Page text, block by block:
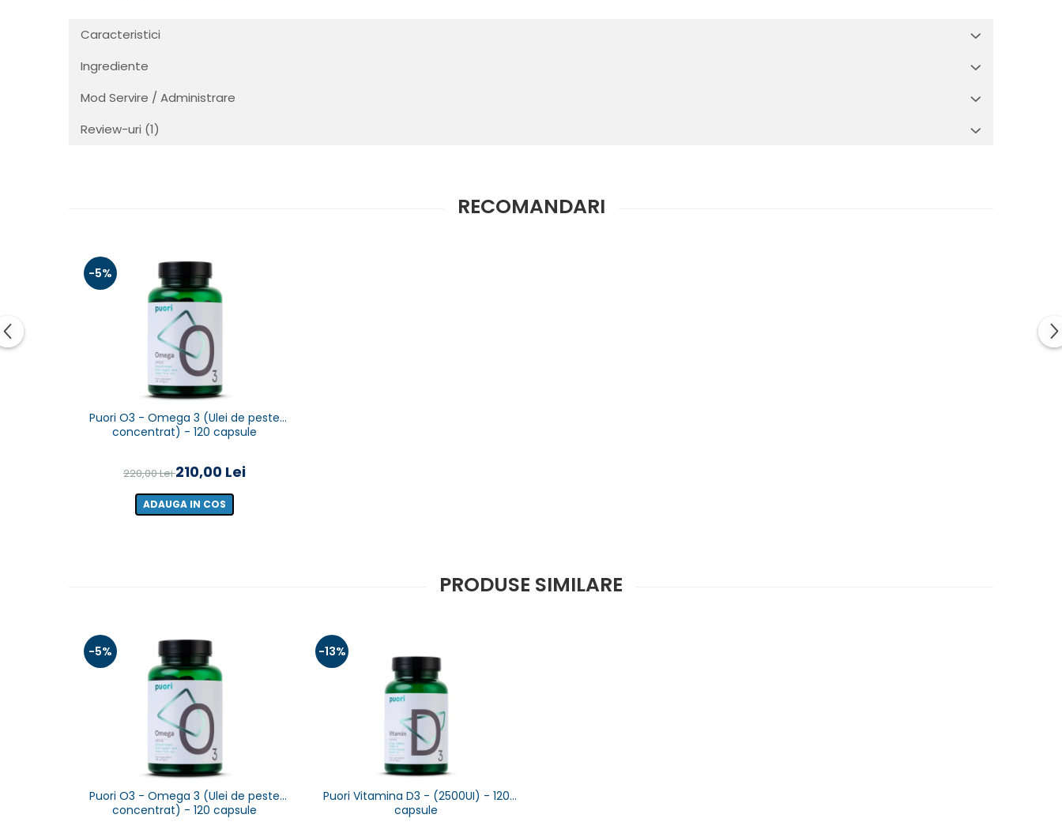
Caracteristici
Ingrediente
Mod Servire / Administrare
Review-uri (1)
RECOMANDARI
-5%
Puori O3 - Omega 3 (Ulei de peste
concentrat) - 120 capsule
220,00 Lei210,00 Lei
ADAUGA IN COS
PRODUSE SIMILARE
-5%
Puori O3 - Omega 3 (Ulei de peste
concentrat) - 120 capsule
-13%
Puori Vitamina D3 - (2500UI) - 120
capsule